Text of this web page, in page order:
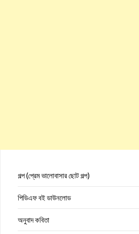
গল্প (প্রেম ভালোবাসার ছোট গল্প)
পিডিএফ বই ডাউনলোড
অনুবাদ কবিতা